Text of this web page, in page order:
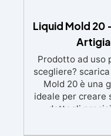
Liquid Mold 20
Prodotto ad uso
scegliere?
Mold 20 è una
ideale per creare
dettagli
sculture,
cosmetici solidi,